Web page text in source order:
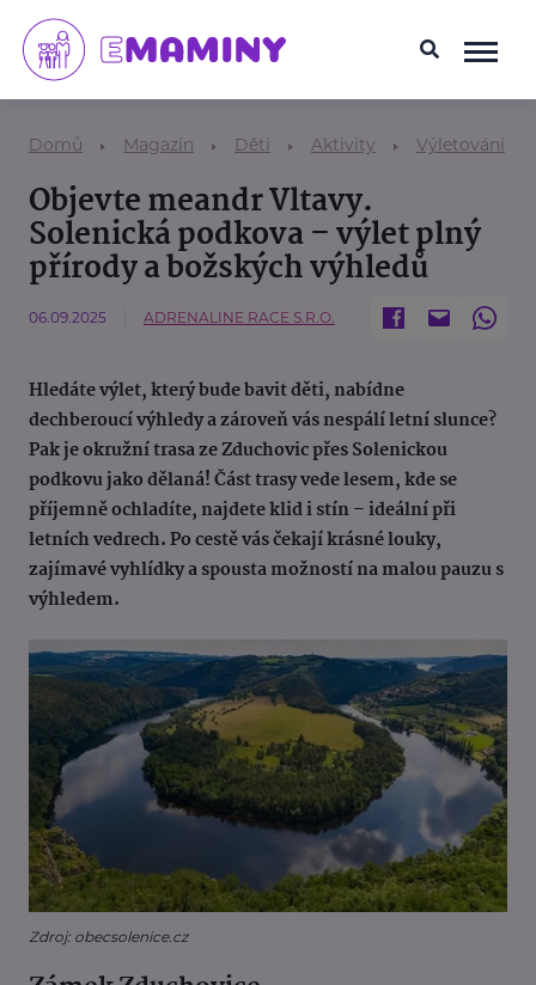
Domů Magazín Děti Aktivity Výletování
Objevte meandr Vltavy.
Solenická podkova – výlet plný
přírody a božských výhledů
06.09.2025 ADRENALINE RACE S.R.O.
Hledáte výlet, který bude bavit děti, nabídne
dechberoucí výhledy a zároveň vás nespálí letní slunce?
Pak je okružní trasa ze Zduchovic přes Solenickou
podkovu jako dělaná! Část trasy vede lesem, kde se
příjemně ochladíte, najdete klid i stín – ideální při
letních vedrech. Po cestě vás čekají krásné louky,
zajímavé vyhlídky a spousta možností na malou pauzu s
výhledem.
Zdroj: obecsolenice.cz